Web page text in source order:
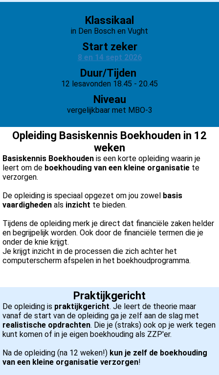
Klassikaal
in Den Bosch en Vught
Start zeker
8 en 14 sept 2026
Duur/Tijden
12 lesavonden 18.45 - 20.45
Niveau
vergelijkbaar met MBO-3
Opleiding Basiskennis Boekhouden in 12
weken
Basiskennis Boekhouden is een korte opleiding waarin je
leert om de boekhouding van een kleine organisatie te
verzorgen.
De opleiding is speciaal opgezet om jou zowel basis
vaardigheden als inzicht te bieden.
Tijdens de opleiding merk je direct dat financiële zaken helder
en begrijpelijk worden. Ook door de financiële termen die je
onder de knie krijgt.
Je krijgt inzicht in de processen die zich achter het
computerscherm afspelen in het boekhoudprogramma.
Praktijkgericht
De opleiding is praktijkgericht. Je leert de theorie maar
vanaf de start van de opleiding ga je zelf aan de slag met
realistische opdrachten. Die je (straks) ook op je werk tegen
kunt komen of in je eigen boekhouding als ZZP'er.
Na de opleiding (na 12 weken!) kun je zelf de boekhouding
van een kleine organisatie verzorgen!
om
over
van
op
gebruikt
te
de
website-
van